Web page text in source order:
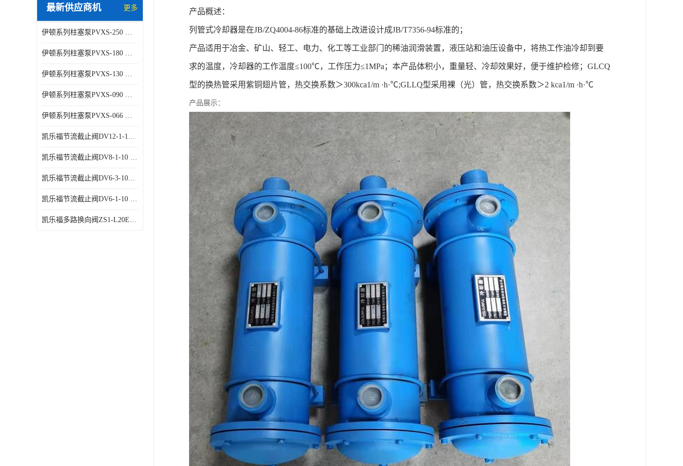
最新供应商机 更多
伊顿系列柱塞泵PVXS-250 钢铁厂液压系统增压油泵
伊顿系列柱塞泵PVXS-180 钢铁厂液压系统增压油泵
伊顿系列柱塞泵PVXS-130 钢铁厂液压系统增压油泵
伊顿系列柱塞泵PVXS-090 钢铁厂液压系统增压油泵
伊顿系列柱塞泵PVXS-066 钢铁厂液压系统增压油泵
凯乐福节流截止阀DV12-1-10 液压站节流阀
凯乐福节流截止阀DV8-1-10 液压站节流阀
凯乐福节流截止阀DV6-3-10液压站节流阀
凯乐福节流截止阀DV6-1-10 液压站节流阀
凯乐福多路换向阀ZS1-L20E-OT多路阀厂家
产品概述：
列管式冷却器是在JB/ZQ4004-86标准的基础上改进设计成JB/T7356-94标准的；
产品适用于冶金、矿山、轻工、电力、化工等工业部门的稀油润滑装置，液压站和油压设备中，将热工作油冷却到要
求的温度，冷却器的工作温度≤100℃，工作压力≤1MPa；本产品体积小，重量轻、冷却效果好，便于维护检修；GLCQ
型的换热管采用紫铜翅片管，热交换系数＞300kca1/m ·h·℃;GLLQ型采用裸（光）管，热交换系数＞2 kca1/m ·h·℃
产品展示：